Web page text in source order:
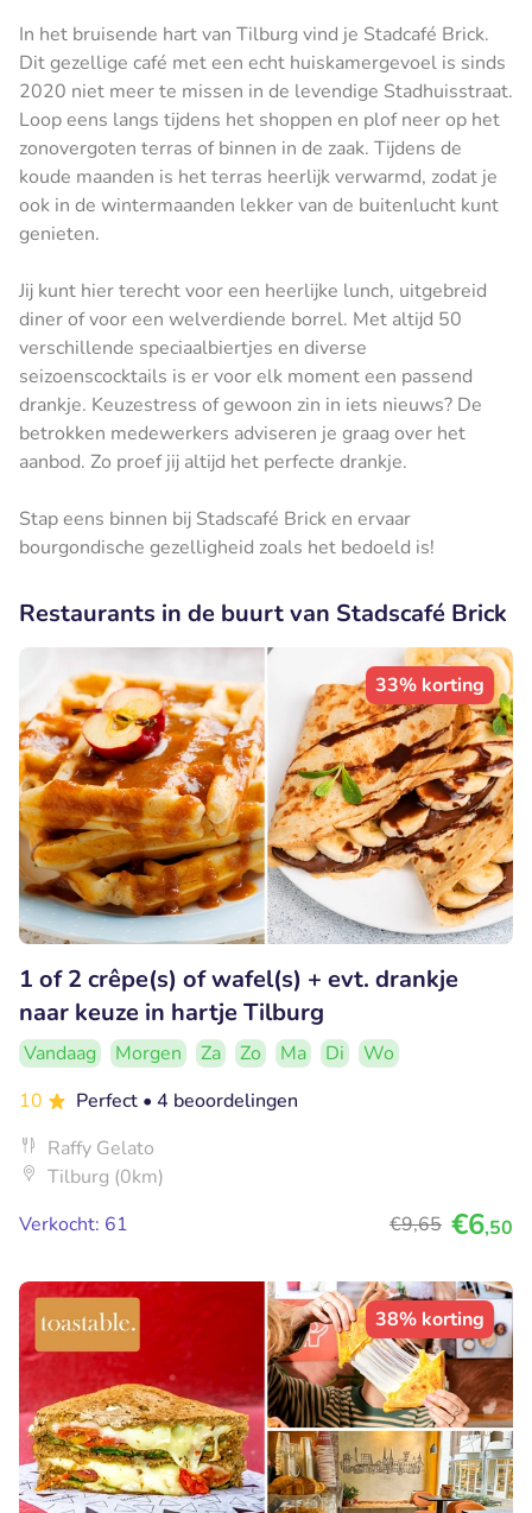
In het bruisende hart van Tilburg vind je Stadcafé Brick.
Dit gezellige café met een echt huiskamergevoel is sinds
2020 niet meer te missen in de levendige Stadhuisstraat.
Loop eens langs tijdens het shoppen en plof neer op het
zonovergoten terras of binnen in de zaak. Tijdens de
koude maanden is het terras heerlijk verwarmd, zodat je
ook in de wintermaanden lekker van de buitenlucht kunt
genieten.
Jij kunt hier terecht voor een heerlijke lunch, uitgebreid
diner of voor een welverdiende borrel. Met altijd 50
verschillende speciaalbiertjes en diverse
seizoenscocktails is er voor elk moment een passend
drankje. Keuzestress of gewoon zin in iets nieuws? De
betrokken medewerkers adviseren je graag over het
aanbod. Zo proef jij altijd het perfecte drankje.
Stap eens binnen bij Stadscafé Brick en ervaar
bourgondische gezelligheid zoals het bedoeld is!
Restaurants in de buurt van Stadscafé Brick
33% korting
1 of 2 crêpe(s) of wafel(s) + evt. drankje
naar keuze in hartje Tilburg
Vandaag Morgen Za Zo Ma Di
Wo
10
Perfect • 4 beoordelingen
Raffy Gelato
Tilburg (0km)
Verkocht: 61
€9,65 €6,50
38% korting